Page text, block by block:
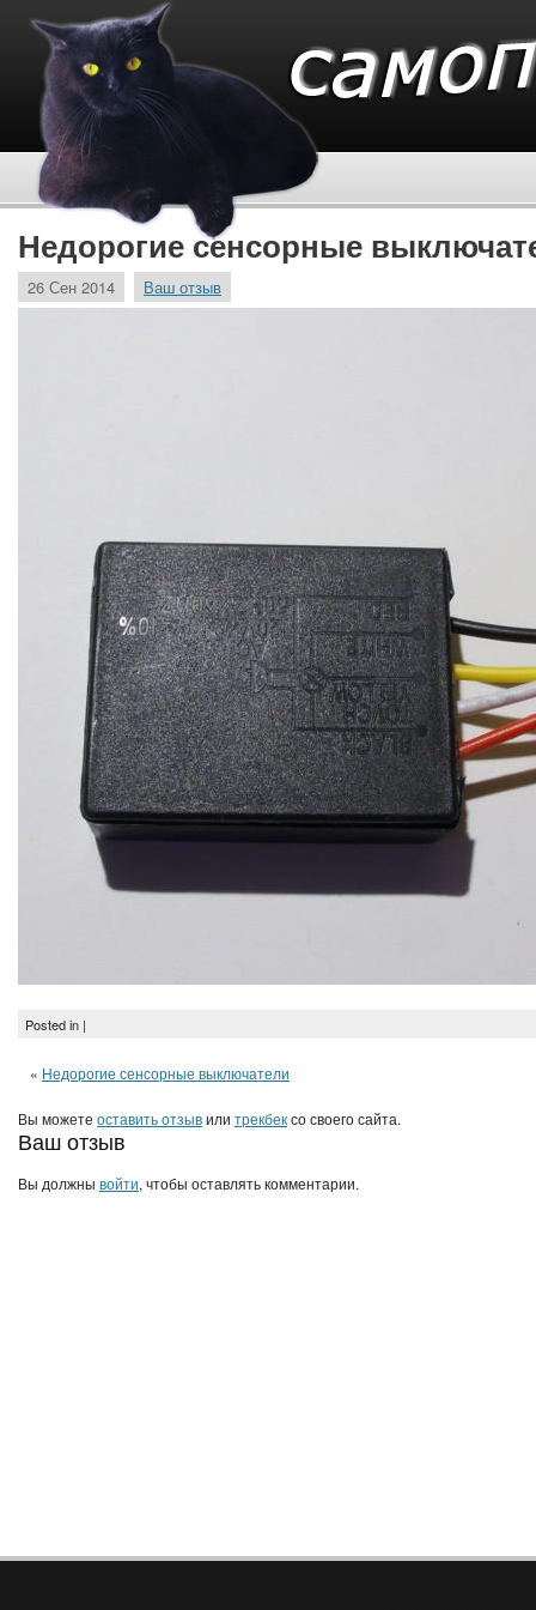
Недорогие сенсорные
26 Сен 2014 Ваш отзыв
Posted in |
« Недорогие сенсорные выключатели
Вы можете оставить отзывили трекбексо своего сайта.
Ваш отзыв
Вы должны войти, чтобы оставлять комментарии.